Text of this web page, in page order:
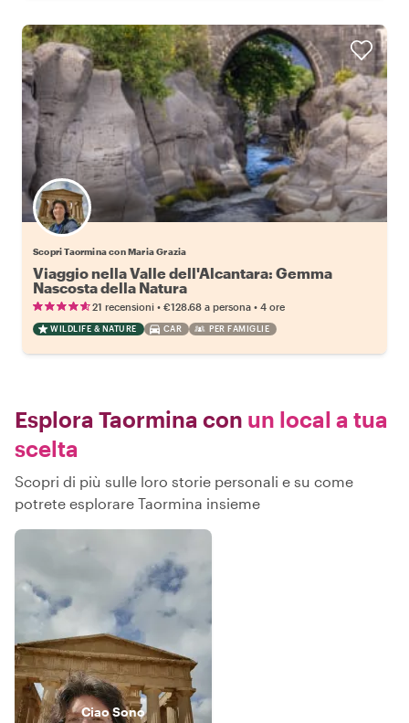
Scopri Taormina con Maria Grazia
Viaggio nella Valle dell'Alcantara: Gemma
Nascosta della Natura
21 recensioni • €128.68 a persona • 4 ore
WILDLIFE & NATURE CAR PER FAMIGLIE
Esplora Taormina con un local a tua
scelta
Scopri di più sulle loro storie personali e su come
potrete esplorare Taormina insieme
CiaoSono